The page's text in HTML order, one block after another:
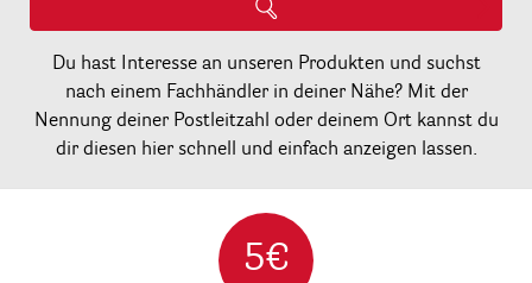
Du hast Interesse an unseren Produkten und suchst
nach einem Fachhändler in deiner Nähe? Mit der
Nennung deiner Postleitzahl oder deinem Ort kannst du
dir diesen hier schnell und einfach anzeigen lassen.
5€